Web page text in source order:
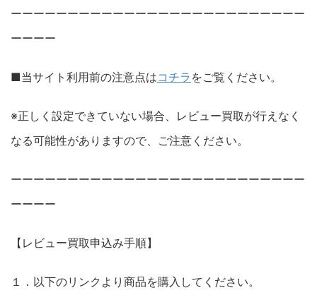
ーーーーーーーーーーーーーーーーーーーーーーーーーー
ーーーー
■当サイト利用前の注意点はコチラ をご覧ください。
※正しく設定できていない場合、レビュー買取が行えなく
なる可能性がありますので、ご注意ください。
ーーーーーーーーーーーーーーーーーーーーーーーーーー
ーーーー
【レビュー買取申込み手順】
１．以下のリンクより商品を購入してください。